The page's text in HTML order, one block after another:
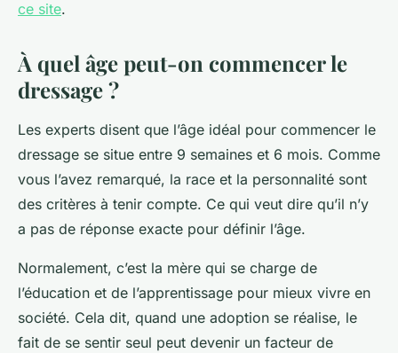
ce site.
À quel âge peut-on commencer le
dressage ?
Les experts disent que l’âge idéal pour commencer le
dressage se situe entre 9 semaines et 6 mois. Comme
vous l’avez remarqué, la race et la personnalité sont
des critères à tenir compte. Ce qui veut dire qu’il n’y
a pas de réponse exacte pour définir l’âge.
Normalement, c’est la mère qui se charge de
l’éducation et de l’apprentissage pour mieux vivre en
société. Cela dit, quand une adoption se réalise, le
fait de se sentir seul peut devenir un facteur de